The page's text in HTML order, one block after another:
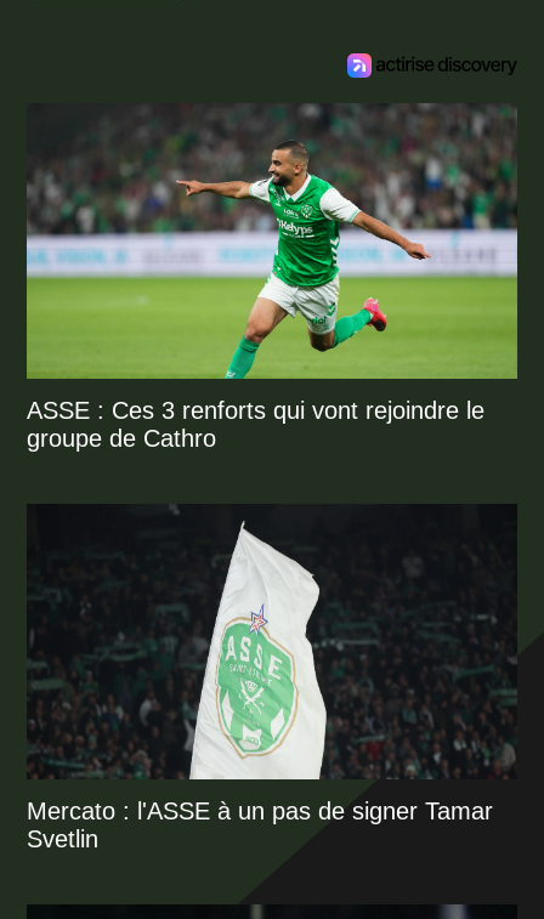
ASSE : Ces 3 renforts qui vont rejoindre le
groupe de Cathro
Mercato : l'ASSE à un pas de signer Tamar
Svetlin